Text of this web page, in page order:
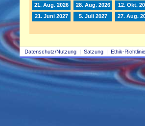
Datenschutz/Nutzung | Satzung | Ethik-
21. Aug. 2026 28. Aug. 2026 12. Okt.
21. Juni 2027
5. Juli 2027 27. Aug.